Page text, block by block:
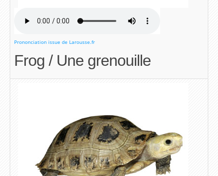
Prononciation issue de Larousse.fr
Frog / Une grenouille